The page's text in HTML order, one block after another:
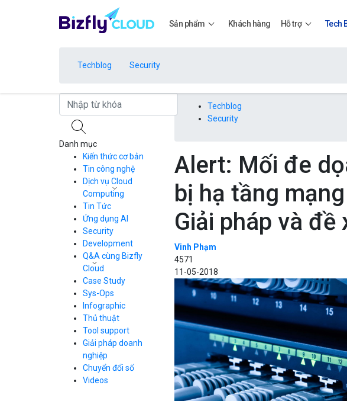
Sản phẩm
Bảng giá Apps
Bảng giá
Bảng giá Bảng giá
Bảng giá
Bảng giá
Khách hàng Hỗ trợ Tech
Techblog Security
Techblog
Security
Alert: Mối đe
bị hạ tầng
Giải pháp và đề
Vinh Phạm
4571
11-05-2018
Danh mục
Kiến thức cơ bản
Tin công nghệ
Dịch vụ Cloud
Computing
Cloud Server
CDN
Load Balancer
Auto Scaling
Container Registry
Kubernetes
Cloud Database
Call Center
Business Email
Simple Storage
VPN
Traffic Manager
Cloud VPS
Kafka
Videos
Tin Tức
Ứng dụng AI
Security
Development
Q&A cùng Bizfly
Cloud
Q&A về Bizfly
Cloud Server
Thao tác kết nối
tới server
Videos
Q&A về Bizfly
Business Email
Videos
Case Study
Sys-Ops
Infographic
Thủ thuật
Tool support
Giải pháp doanh
nghiệp
Chuyển đổi số
Videos